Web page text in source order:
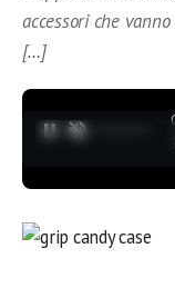
accessori che
[…]